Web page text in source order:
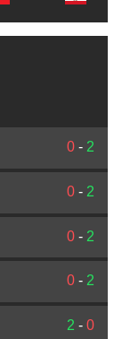
0 - 2
0 - 2
0 - 2
0 - 2
2 - 0